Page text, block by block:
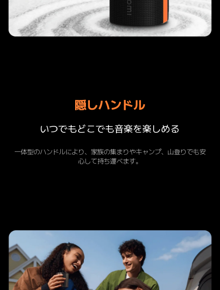
隠しハンドル
いつでもどこでも音楽を楽しめる
一体型のハンドルにより、家族の集まりやキャンプ、山登りでも安
心して持ち運べます。